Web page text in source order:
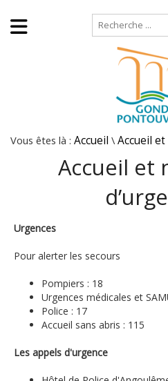
Vous êtes là : Accueil \ Accueil
Accueil et
Urgences
Pour alerter les secours
Pompiers : 18
Urgences médicales et
Police : 17
Accueil sans abris : 115
Les appels d'urgence